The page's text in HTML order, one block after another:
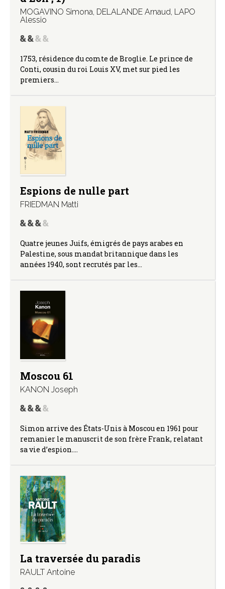
MOGAVINO Simona, DELALANDE Arnaud, LAPO
Alessio
1753, résidence du comte de Broglie. Le prince de
Conti, cousin du roi Louis XV, met sur pied les
premiers…
Espions de nulle part
FRIEDMAN Matti
Quatre jeunes Juifs, émigrés de pays arabes en
Palestine, sous mandat britannique dans les
années 1940, sont recrutés par les…
Moscou 61
KANON Joseph
Simon arrive des États-Unis à Moscou en 1961 pour
remanier le manuscrit de son frère Frank, relatant
sa vie d’espion.…
La traversée du paradis
RAULT Antoine